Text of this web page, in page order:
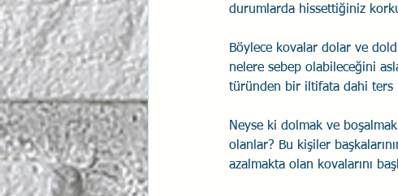
durumlarda hissettiğiniz
Böylece kovalar dolar ve
nelere sebep olabileceğini
türünden bir iltifata dahi ters
Neyse ki dolmak ve
olanlar? Bu kişiler
azalmakta olan kovalarını